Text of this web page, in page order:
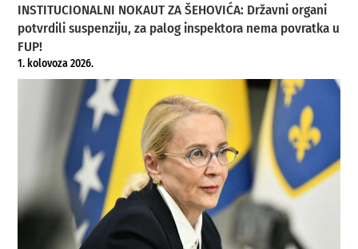
INSTITUCIONALNI NOKAUT ZA ŠEHOVIĆA: Državni organi
potvrdili suspenziju, za palog inspektora nema povratka u
FUP!
1. kolovoza 2026.